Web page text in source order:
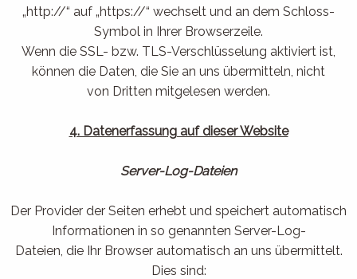
„http://“ auf „https://“ wechselt und an dem Schloss-
Symbol in Ihrer Browserzeile.
Wenn die SSL- bzw. TLS-Verschlüsselung aktiviert ist,
können die Daten, die Sie an uns übermitteln, nicht
von Dritten mitgelesen werden.
4. Datenerfassung auf dieser Website
Server-Log-Dateien
Der Provider der Seiten erhebt und speichert automatisch
Informationen in so genannten Server-Log-
Dateien, die Ihr Browser automatisch an uns übermittelt.
Dies sind: